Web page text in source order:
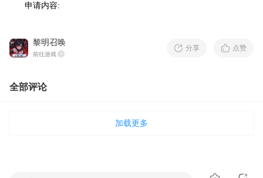
申请内容:
黎明召唤
前往游戏
分享 点赞
全部评论
加载更多